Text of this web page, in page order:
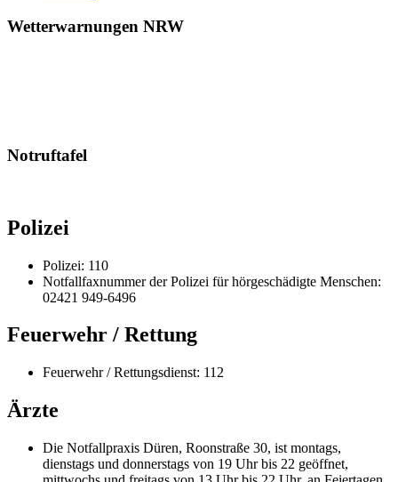
Wetterwarnungen NRW
Notruftafel
Polizei
Polizei: 110
Notfallfaxnummer der Polizei für hörgeschädigte Menschen:
02421 949-6496
Feuerwehr / Rettung
Feuerwehr / Rettungsdienst: 112
Ärzte
Die Notfallpraxis Düren, Roonstraße 30, ist montags,
dienstags und donnerstags von 19 Uhr bis 22 geöffnet,